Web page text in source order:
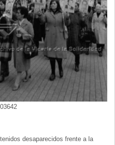
desaparecidos frente a la